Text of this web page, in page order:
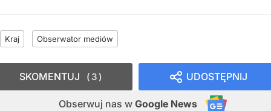
Kraj Obserwator mediów
UDOSTĘPNIJ
Obserwuj nas w Google News
SKOMENTUJ 3